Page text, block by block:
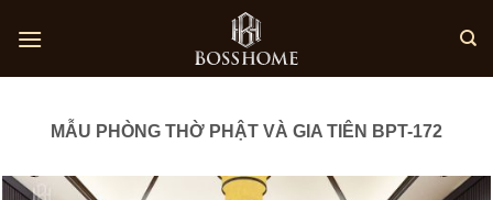
MẪU PHÒNG THỜ PHẬT VÀ GIA TIÊN BPT-172